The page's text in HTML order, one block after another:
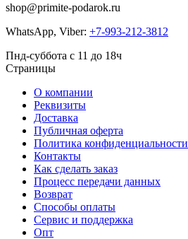
shop@primite-podarok.ru
WhatsApp, Viber: +7-993-212-3812
Пнд-суббота с 11 до 18ч
Страницы
О компании
Реквизиты
Доставка
Публичная оферта
Политика конфиденциальности
Контакты
Как сделать заказ
Процесс передачи данных
Возврат
Способы оплаты
Сервис и поддержка
Опт